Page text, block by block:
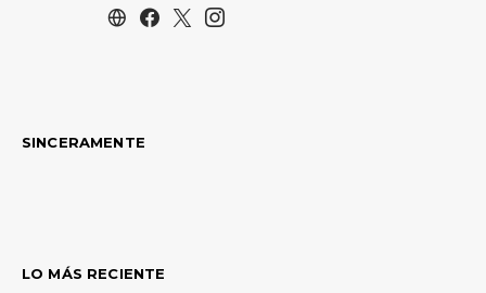
SINCERAMENTE
LO MÁS RECIENTE